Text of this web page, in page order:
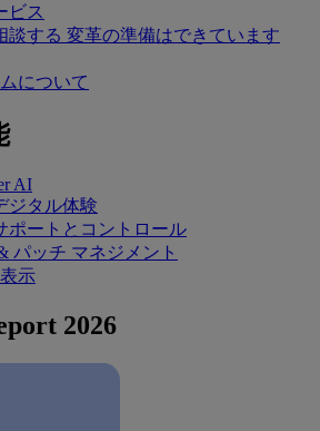
ビス
談する 変革の準備はできています
について
AI
ジタル体験
ポートとコントロール
パッチ マネジメント
示
2026